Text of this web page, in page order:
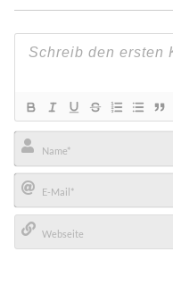
Name*
E-
Mail*